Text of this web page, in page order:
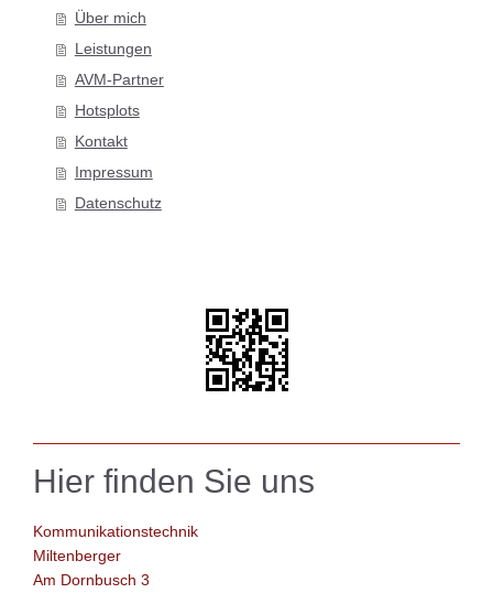
Über mich
Leistungen
AVM-Partner
Hotsplots
Kontakt
Impressum
Datenschutz
Hier finden Sie uns
Kommunikationstechnik
Miltenberger
Am Dornbusch 3